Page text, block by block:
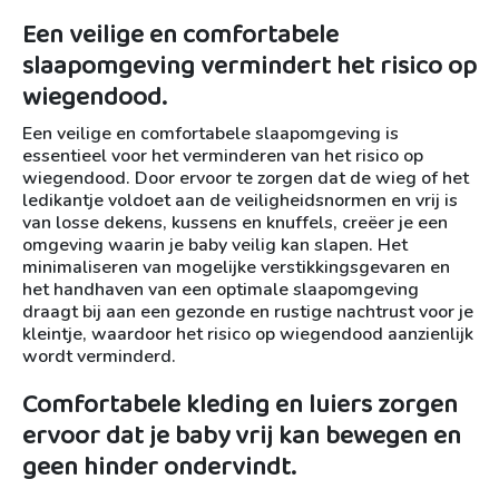
Een veilige en comfortabele
slaapomgeving vermindert het risico op
wiegendood.
Een veilige en comfortabele slaapomgeving is
essentieel voor het verminderen van het risico op
wiegendood. Door ervoor te zorgen dat de wieg of het
ledikantje voldoet aan de veiligheidsnormen en vrij is
van losse dekens, kussens en knuffels, creëer je een
omgeving waarin je baby veilig kan slapen. Het
minimaliseren van mogelijke verstikkingsgevaren en
het handhaven van een optimale slaapomgeving
draagt bij aan een gezonde en rustige nachtrust voor je
kleintje, waardoor het risico op wiegendood aanzienlijk
wordt verminderd.
Comfortabele kleding en luiers zorgen
ervoor dat je baby vrij kan bewegen en
geen hinder ondervindt.